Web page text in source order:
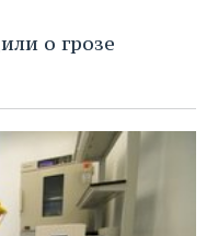
о грозе